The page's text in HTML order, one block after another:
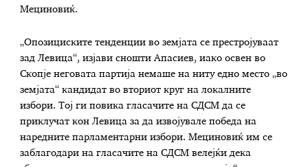
Мециновиќ.
„Опозициските тенденции во земјата се престројуваат
зад Левица“, изјави сношти Апасиев, иако освен во
Скопје неговата партија немаше на ниту едно место „во
земјата“ кандидат во вториот круг на локалните
избори. Тој ги повика гласачите на СДСМ да се
приклучат кон Левица за да извојувале победа на
наредните парламентарни избори. Мециновиќ им се
заблагодари на гласачите на СДСМ велејќи дека